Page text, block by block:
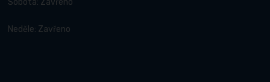
Sobota: Zavřeno
Neděle: Zavřeno